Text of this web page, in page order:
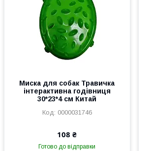
Миска для собак Травичка
інтерактивна годівниця
30*23*4 см Китай
0000031746
108 ₴
Готово до відправки